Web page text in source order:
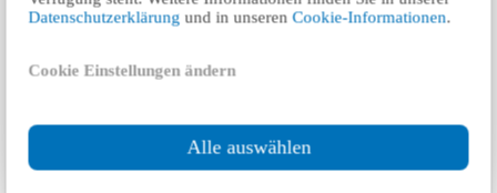
Datenschutzerklärung und in unserenCookie-Informationen.
Cookie Einstellungen ändern
Alle auswählen